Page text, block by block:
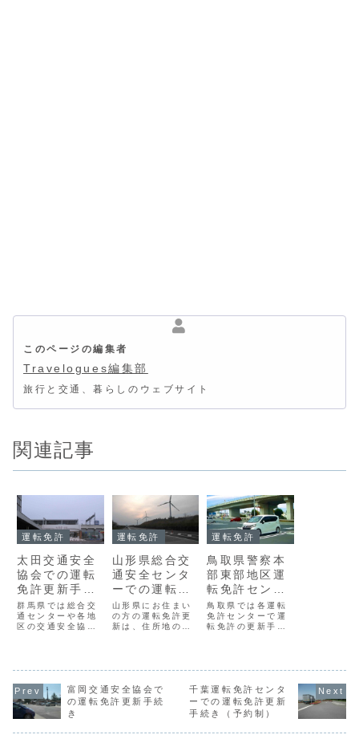
このページの編集者
Travelogues編集部
旅行と交通、暮らしのウェブサイト
関連記事
運転免許
太田交通安全
協会での運転
免許更新手続
き
群馬県では総合交
通センターや各地
区の交通安全協
運転免許更新手続
きは次のとおりで
す。太田交通安全
協会のアクセス所
運転免許
山形県総合交
通安全センタ
ーでの運転免
許更新手続き
山形県にお住まい
の方の運転免許更
新は、住所地の警
っています。山形
県総合交通安全セ
ンターでの運転免
許更新手続きは次
運転免許
鳥取県警察本
部東部地区運
転免許センタ
ーでの運転免
許更新手続き
鳥取県では各運転
免許センターで運
転免許の更新手続
更新手続きは次の
とおりです。鳥取
県警察本部東部地
区運転免許センタ
富岡交通安全協会で
の運転免許更新手続
き
千葉運転免許センタ
ーでの運転免許更新
手続き（予約制）